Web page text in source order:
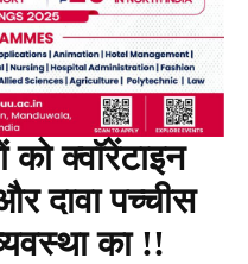
को क्वॉरेंटाइन
दावा पच्चीस
का !!